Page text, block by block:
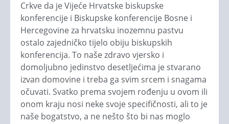
Crkve da je Vijeće Hrvatske biskupske
konferencije i Biskupske konferencije Bosne i
Hercegovine za hrvatsku inozemnu pastvu
ostalo zajedničko tijelo obiju biskupskih
konferencija. To naše zdravo vjersko i
domoljubno jedinstvo desetljećima je stvarano
izvan domovine i treba ga svim srcem i snagama
očuvati. Svatko prema svojem rođenju u ovom ili
onom kraju nosi neke svoje specifičnosti, ali to je
naše bogatstvo, a ne nešto što bi nas moglo